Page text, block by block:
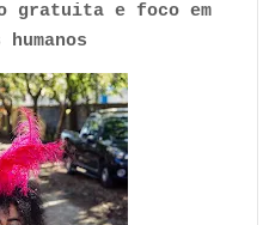
gratuita e foco em